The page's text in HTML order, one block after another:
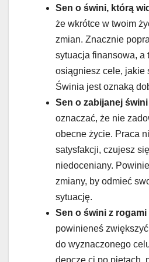
Sen o świni, którą
że wkrótce w twoim
zmian. Znacznie
sytuacja finansowa, a
osiągniesz cele, jakie
Świnia jest oznaką
Sen o zabijanej świni
oznaczać, że nie
obecne życie. Praca
satysfakcji, czujesz
niedoceniany.
zmiany, by odmieć
sytuację.
Sen o świni z rogami
powinieneś
do wyznaczonego